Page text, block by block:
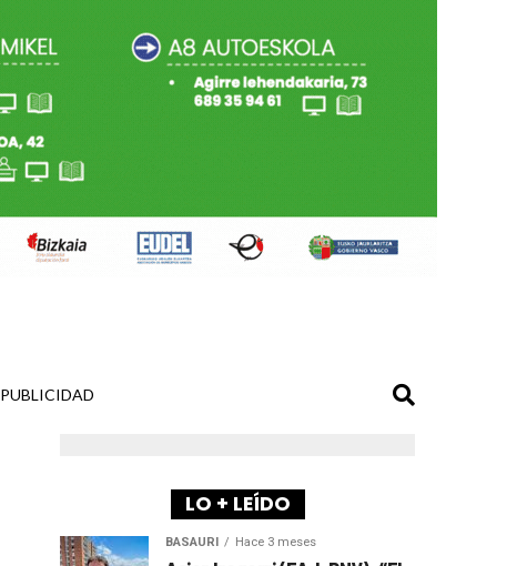
PUBLICIDAD
LO + LEÍDO
BASAURI Hace 3 meses